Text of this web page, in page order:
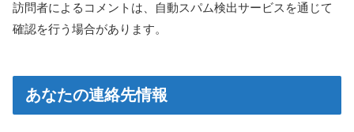
訪問者によるコメントは、自動スパム検出サービスを通じて
確認を行う場合があります。
あなたの連絡先情報